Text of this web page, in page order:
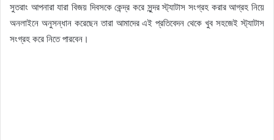
সুতরাং আপনারা যারা বিজয় দিবসকে কেন্দ্র করে সুন্দর স্ট্যাটাস সংগ্রহ করার আগ্রহ নিয়ে
অনলাইনে অনুসন্ধান করেছেন তারা আমাদের এই প্রতিবেদন থেকে খুব সহজেই স্ট্যাটাস
সংগ্রহ করে নিতে পারবেন।